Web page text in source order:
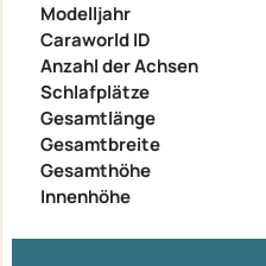
Modelljahr
Caraworld ID
Anzahl der Achsen
Schlafplätze
Gesamtlänge
Gesamtbreite
Gesamthöhe
Innenhöhe